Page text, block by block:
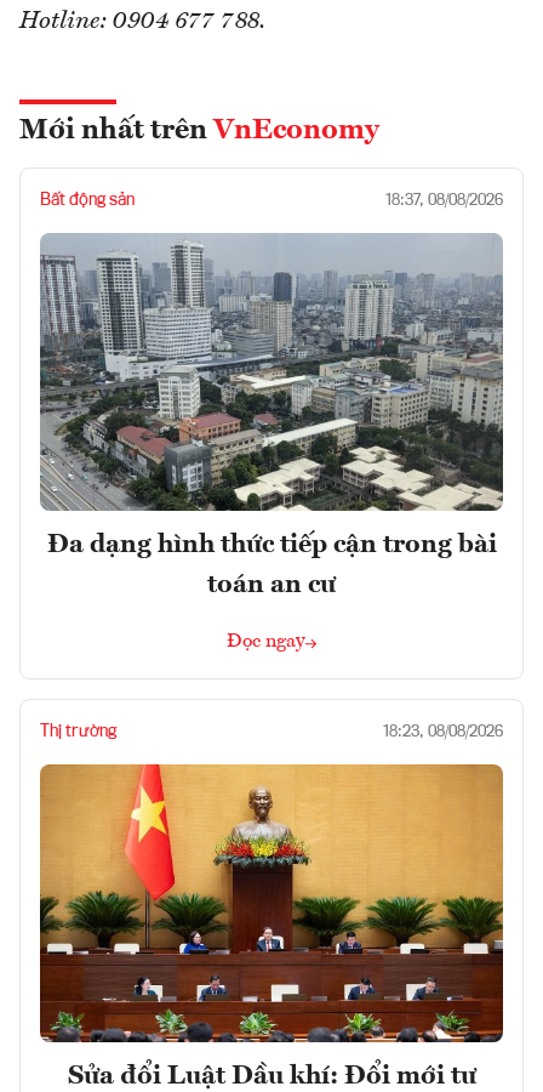
Hotline: 0904 677 788.
Mới nhất trên VnEconomy
Bất động sản 18:37, 08/08/2026
Đa dạng hình thức tiếp cận trong bài
toán an cư
Đọc ngay
Thị trường 18:23, 08/08/2026
Sửa đổi Luật Dầu khí: Đổi mới tư